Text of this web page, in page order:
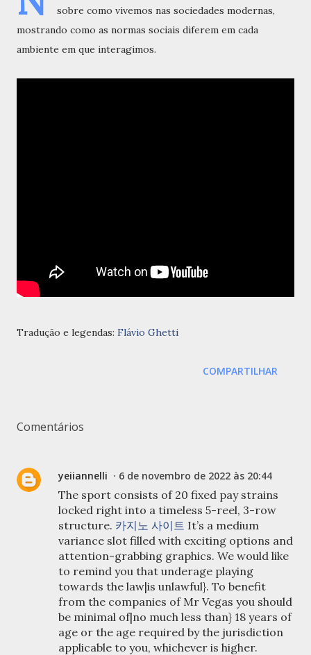
sobre como vivemos nas sociedades modernas,
mostrando como as normas sociais diferem em cada
ambiente em que interagimos.
Tradução e legendas: Flávio Ghetti
COMPARTILHAR
Comentários
yeiiannelli 6 de novembro de 2022 às 20:44
The sport consists of 20 fixed pay strains
locked right into a timeless 5-reel, 3-row
structure. 카지노 사이트 It’s a medium
variance slot filled with exciting options and
attention-grabbing graphics. We would like
to remind you that underage playing
towards the law|is unlawful}. To benefit
from the companies of Mr Vegas you should
be minimal of|no much less than} 18 years of
age or the age required by the jurisdiction
applicable to you, whichever is higher.